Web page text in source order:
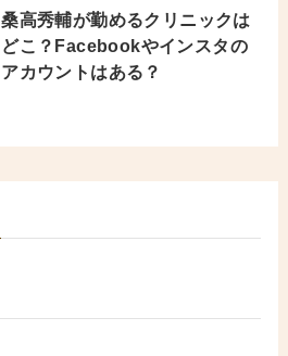
桑高秀輔が勤めるクリニックは
どこ？Facebookやインスタの
アカウントはある？